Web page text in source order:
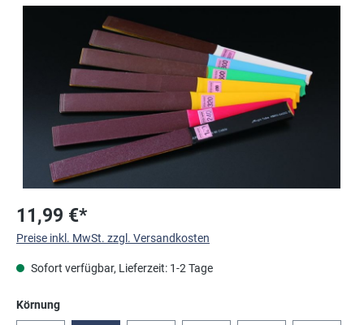
Bildergalerie überspringen
11,99 €*
Preise inkl. MwSt. zzgl. Versandkosten
Sofort verfügbar, Lieferzeit: 1-2 Tage
Körnungauswählen